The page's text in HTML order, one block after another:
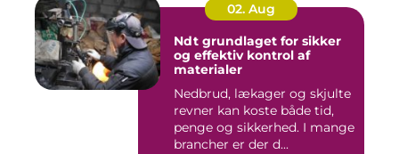
02. Aug
Ndt grundlaget for sikker
og effektiv kontrol af
materialer
Nedbrud, lækager og skjulte
revner kan koste både tid,
penge og sikkerhed. I mange
brancher er der d...